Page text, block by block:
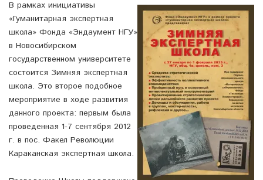
В рамках инициативы
«Гуманитарная экспертная
школа» Фонда «Эндаумент НГУ»
в Новосибирском
государственном университете
состоится Зимняя экспертная
школа. Это второе подобное
мероприятие в ходе развития
данного проекта: первым была
проведенная 1-7 сентября 2012
г. в пос. Факел Революции
Караканская экспертная школа.